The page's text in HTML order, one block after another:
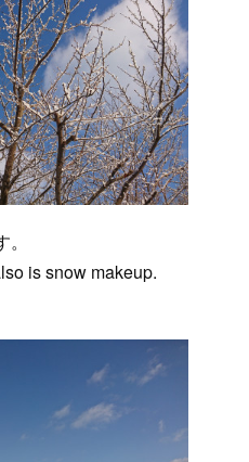
is snow makeup.